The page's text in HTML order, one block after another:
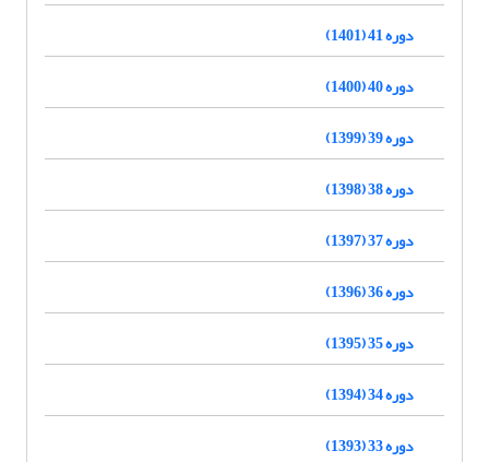
دوره 41 (1401)
دوره 40 (1400)
دوره 39 (1399)
دوره 38 (1398)
دوره 37 (1397)
دوره 36 (1396)
دوره 35 (1395)
دوره 34 (1394)
دوره 33 (1393)